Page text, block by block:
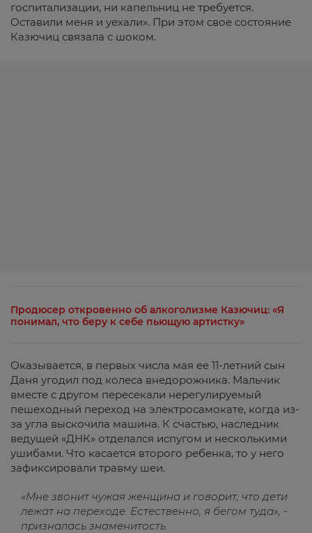
госпитализации, ни капельниц не требуется.
Оставили меня и уехали». При этом свое состояние
Казючиц связала с шоком.
Продюсер откровенно об алкоголизме Казючиц: «Я
понимал, что беру к себе пьющую артистку»
Оказывается, в первых числа мая ее 11-летний сын
Даня угодил под колеса внедорожника. Мальчик
вместе с другом пересекали нерегулируемый
пешеходный переход на электросамокате, когда из-
за угла выскочила машина. К счастью, наследник
ведущей «ДНК» отделался испугом и несколькими
ушибами. Что касается второго ребенка, то у него
зафиксировали травму шеи.
«Мне звонит чужая женщина и говорит, что дети
лежат на переходе. Естественно, я бегом туда», -
призналась знаменитость.